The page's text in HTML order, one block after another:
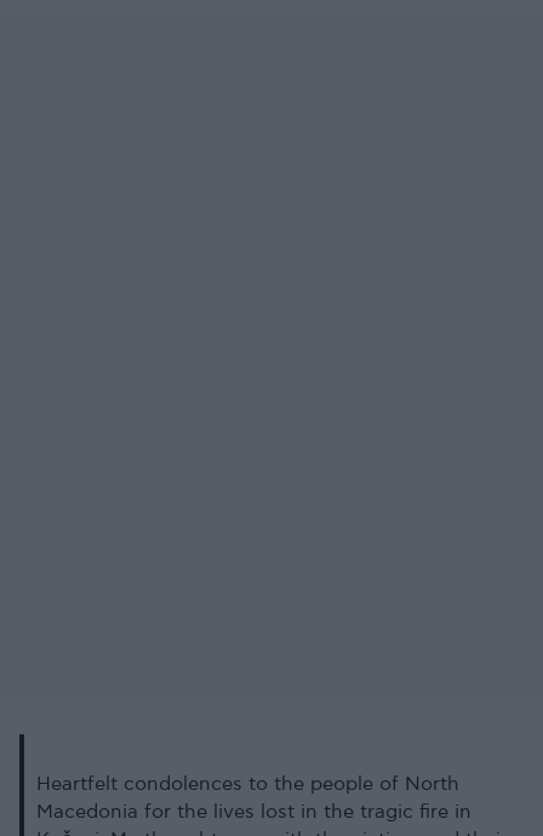
Heartfelt condolences to the people of North
Macedonia for the lives lost in the tragic fire in